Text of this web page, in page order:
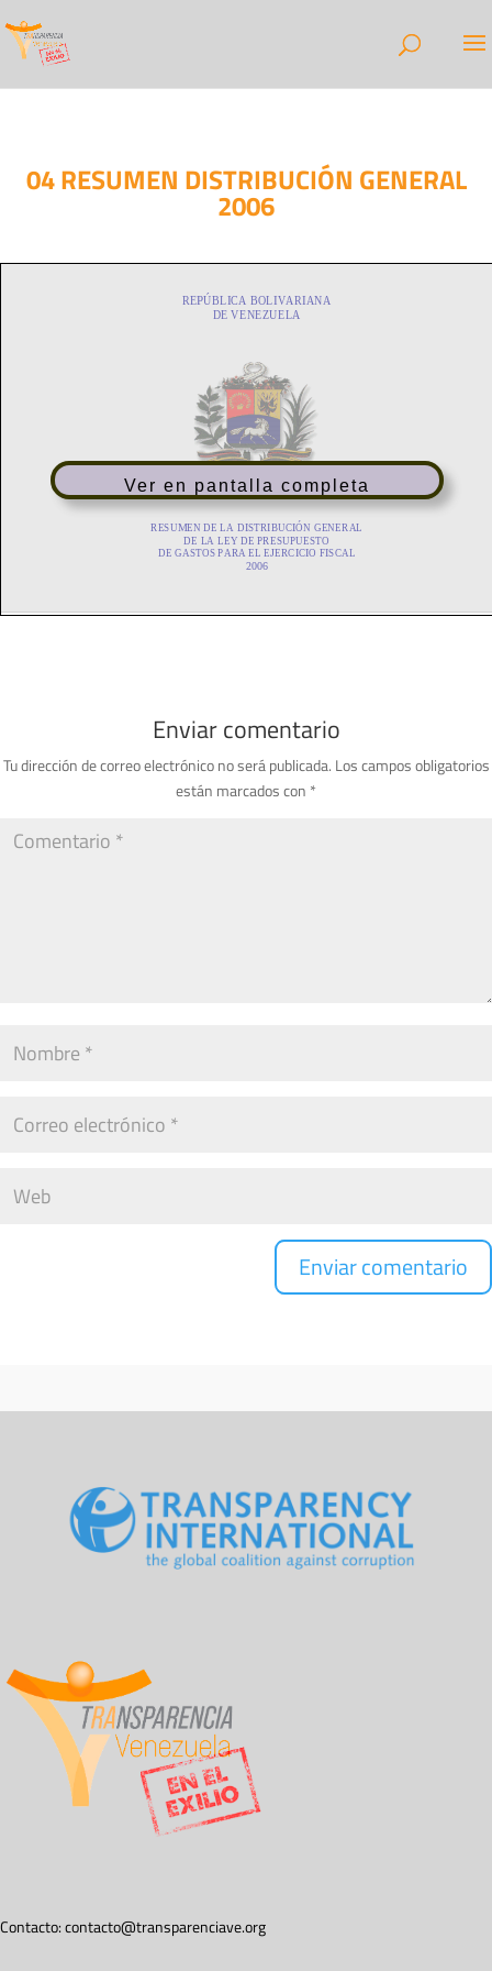
04 RESUMEN DISTRIBUCIÓN GENERAL
2006
Ver en pantalla completa
Enviar comentario
Tu dirección de correo electrónico no será publicada. Los campos obligatorios
están marcados con *
Contacto:contacto@transparenciave.org